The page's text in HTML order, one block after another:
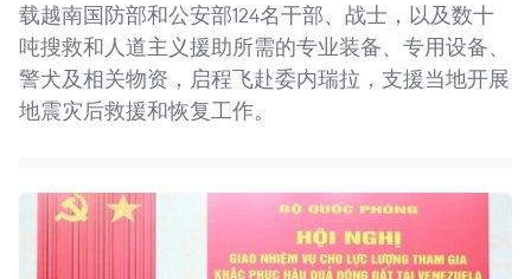
载越南国防部和公安部124名干部、战士，以及数十
吨搜救和人道主义援助所需的专业装备、专用设备、
警犬及相关物资，启程飞赴委内瑞拉，支援当地开展
地震灾后救援和恢复工作。